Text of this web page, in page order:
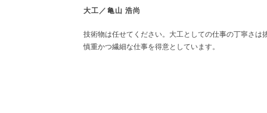
大工／亀山 浩尚
技術物は任せてください。大工としての仕事の丁寧さは
慎重かつ繊細な仕事を得意としています。